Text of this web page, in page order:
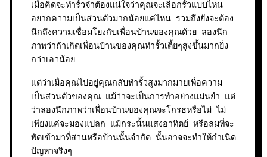
เมื่อคิดจะทำรั้วจำต้องแน่ใจว่าคุณจะเลือกรั้วแบบไหน
อยากความเป็นส่วนตัวมากน้อยแค่ไหน รวมถึงยังจะต้อง
นึกถึงความเชื่อมโยงกับเพื่อนบ้านของคุณด้วย ลองนึก
ภาพว่าถ้าเกิดเพื่อนบ้านของคุณทำรั้วเตี้ยๆสูงขึ้นมากยิ่ง
กว่าเอวน้อย
แต่ว่าเมื่อคุณไปอยู่คุณกลับทำรั้วสูงมากมายเพื่อความ
เป็นส่วนตัวของคุณ แม้ว่าจะเป็นการทำอย่างแม่นยำ แต่
ว่าลองนึกภาพว่าเพื่อนบ้านของคุณจะโกรธหรือไม่ ไม่
เพียงแค่จะมองแปลก แม้กระนั้นแสงอาทิตย์ หรือลมที่จะ
พัดเข้ามาที่สวนหรือบ้านนั้นจำกัด นั้นอาจจะทำให้กำเนิด
ปัญหาจริงๆ